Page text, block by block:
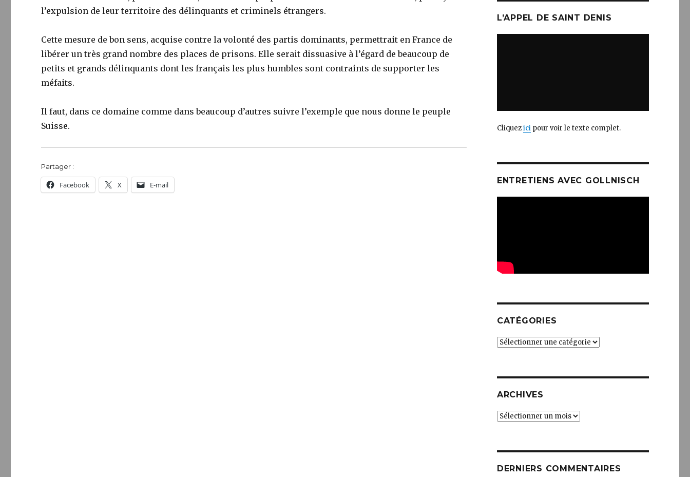
l’expulsion de leur territoire des délinquants et criminels étrangers.
Cette mesure de bon sens, acquise contre la volonté des partis dominants, permettrait en France de
libérer un très grand nombre des places de prisons. Elle serait dissuasive à l’égard de beaucoup de
petits et grands délinquants dont les français les plus humbles sont contraints de supporter les
méfaits.
Il faut, dans ce domaine comme dans beaucoup d’autres suivre l’exemple que nous donne le peuple
Suisse.
Partager :
Facebook X E-mail
L’APPEL DE SAINT DENIS
Cliquezicipour voir le texte complet.
ENTRETIENS AVEC GOLLNISCH
CATÉGORIES
Catégories
ARCHIVES
Archives
DERNIERS COMMENTAIRES